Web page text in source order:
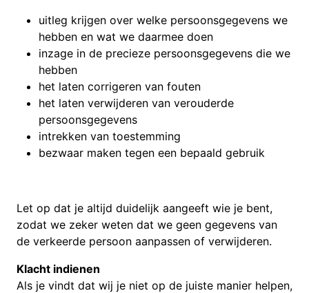
uitleg krijgen over welke persoonsgegevens we
hebben en wat we daarmee doen
inzage in de precieze persoonsgegevens die we
hebben
het laten corrigeren van fouten
het laten verwijderen van verouderde
persoonsgegevens
intrekken van toestemming
bezwaar maken tegen een bepaald gebruik
Let op dat je altijd duidelijk aangeeft wie je bent,
zodat we zeker weten dat we geen gegevens van
de verkeerde persoon aanpassen of verwijderen.
Klacht indienen
Als je vindt dat wij je niet op de juiste manier helpen,